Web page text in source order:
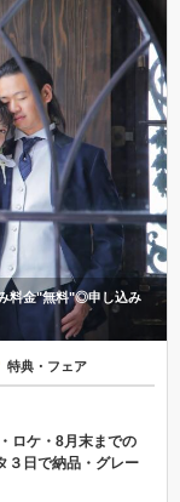
料金"無料"◎申し込み
特典・フェア
ロケ・8月末までの
３日で納品・グレー